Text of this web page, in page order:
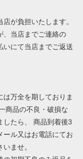
が負担いたします。
、当店までご連絡の
いにて当店までご返送
は万全を期しておりま
商品の不良・破損な
したら、 商品到着後3
ール又はお電話にてお
ませ。